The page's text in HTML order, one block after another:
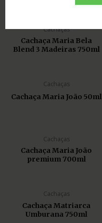
Cachaças
Cachaça Maria Bela
Blend 3 Madeiras 750ml
Cachaças
Cachaça Maria João 50ml
Cachaças
Cachaça Maria João
premium 700ml
Cachaças
Cachaça Matriarca
Umburana 750ml